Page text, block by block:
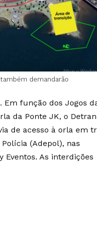
demandarão
Em função dos Jogos
da Ponte JK, o
de acesso à orla em
(Adepol), nas
As interdições